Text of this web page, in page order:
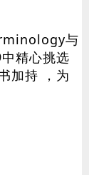
与
精心挑选
加持 ，为